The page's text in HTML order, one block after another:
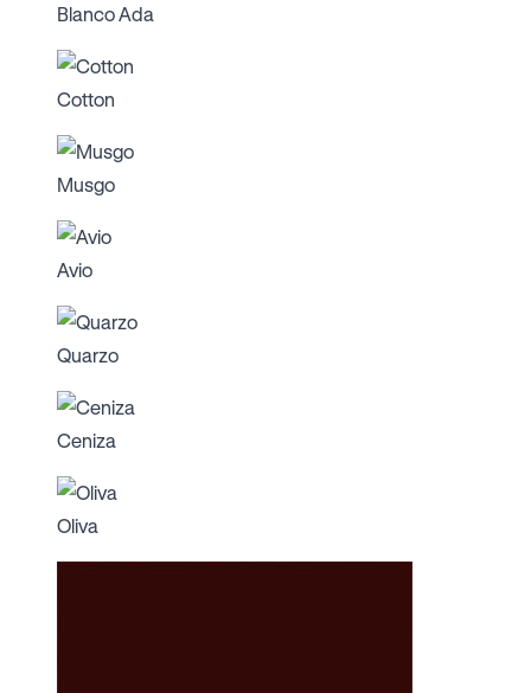
Blanco Ada
Cotton
Musgo
Avio
Quarzo
Ceniza
Oliva